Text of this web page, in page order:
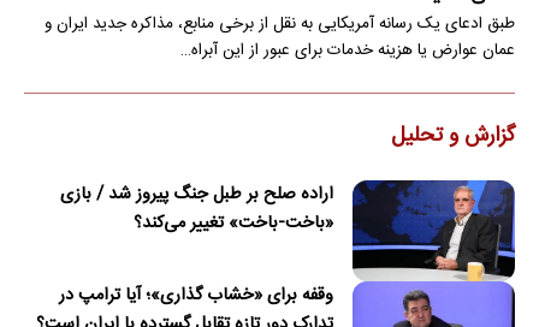
طبق ادعای یک رسانه آمریکایی به نقل از برخی منابع، مذاکره جدید ایران و
عمان عوارض یا هزینه خدمات برای عبور از این آبراه…
گزارش و تحلیل
اراده صلح بر طبل جنگ پیروز شد / بازی
«باخت-باخت» تغییر می‌کند؟
وقفه برای «خشاب گذاری»؛ آیا ترامپ در